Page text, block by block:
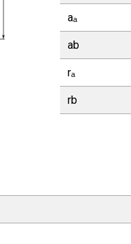
aₐ
ab
rₐ
rb